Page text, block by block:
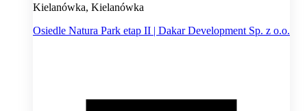
Kielanówka, Kielanówka
Osiedle Natura Park etap II | Dakar Development Sp. z o.o.